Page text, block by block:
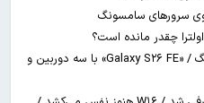
اولین نگاه به گوشی جدید سامسونگ / «Galaxy S۲۶ FE» با سه دوربین و